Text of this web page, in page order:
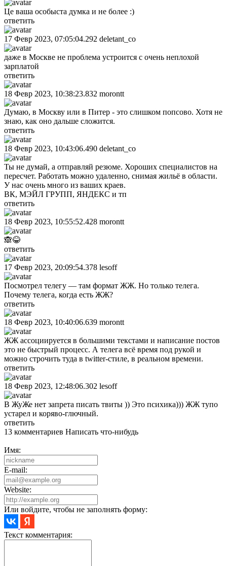
Це ваша особыста думка и не более :)
ответить
17 Февр 2023, 07:05:04.292 deletant_co
даже в Москве не проблема устроится с очень неплохой
зарплатой
ответить
18 Февр 2023, 10:38:23.832 morontt
Думаю, в Москву или в Питер - это слишком попсово. Хотя не
знаю, как оно дальше сложится.
ответить
18 Февр 2023, 10:43:06.490 deletant_co
Ты не думай, а отправляй резюме. Хороших специалистов на
пересчет. Работать можно удаленно, снимая жильё в области.
У нас очень много из ваших краев.
ВК, МЭЙЛ ГРУПП, ЯНДЕКС и тп
ответить
18 Февр 2023, 10:55:52.428 morontt
🙈😂
ответить
17 Февр 2023, 20:09:54.378 lesoff
Посмотрел телегу — там формат ЖЖ. Но только телега.
Почему телега, когда есть ЖЖ?
ответить
18 Февр 2023, 10:40:06.639 morontt
ЖЖ ассоциируется в большими текстами и написание постов
это не быстрый процесс. А телега всё время под рукой и
можно строчить туда в twitter-стиле, в реальном времени.
ответить
18 Февр 2023, 12:48:06.302 lesoff
В ЖуЖе нет запрета писать твиты )) Это психика))) ЖЖ тупо
устарел и коряво-глючный.
ответить
13 комментариев Написать что-нибудь
Имя:
E-mail:
Website:
Или войдите, чтобы не заполнять форму:
Текст комментария: